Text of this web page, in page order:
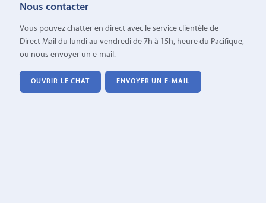
Nous contacter
Vous pouvez chatter en direct avec le service clientèle de
Direct Mail du lundi au vendredi de 7h à 15h, heure du Pacifique,
ou nous envoyer un e-mail.
OUVRIR LE CHAT ENVOYER UN E-MAIL